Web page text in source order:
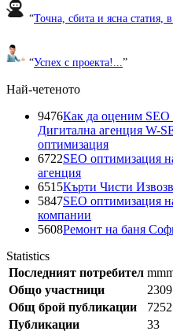
“Точна, сбита и ясна статия, в
“Успех с проекта!...”
Най-четеното
9476Как да оценим SEO
Дигитална агенция W-
оптимизация
6722SEO оптимизация
агенция
6515Кърти Чисти
5847SEO оптимизация
компании
5608Ремонт на баня
Statistics
Последният потребител
Общо участници
2309
Общ брой публикации
7252
Публикации
33